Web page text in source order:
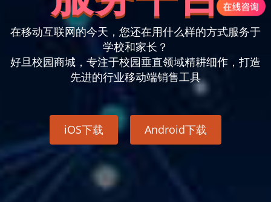
在移动互联网的今天，您还在用什么样的方式服务于
学校和家长？
好旦校园商城，专注于校园垂直领域精耕细作，打造
先进的行业移动端销售工具
iOS下载 Android下载